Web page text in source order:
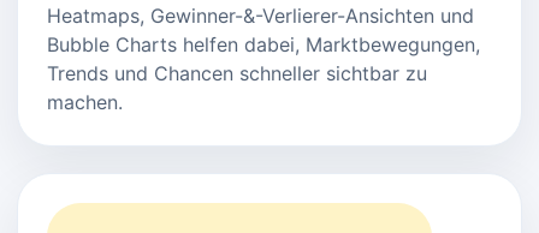
Heatmaps, Gewinner-&-Verlierer-Ansichten und
Bubble Charts helfen dabei, Marktbewegungen,
Trends und Chancen schneller sichtbar zu
machen.